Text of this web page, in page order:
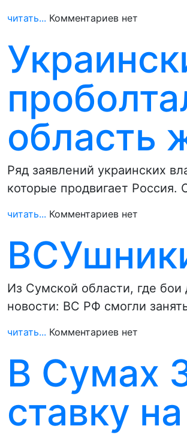
читать... Комментариев нет
область
Ряд заявлений украинских
которые продвигает Россия.
читать... Комментариев нет
Из Сумской области, где
новости: ВС РФ смогли
читать... Комментариев нет
В Сумах
ставку